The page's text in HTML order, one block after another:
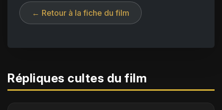
← Retour à la fiche du film
Répliques cultes du film